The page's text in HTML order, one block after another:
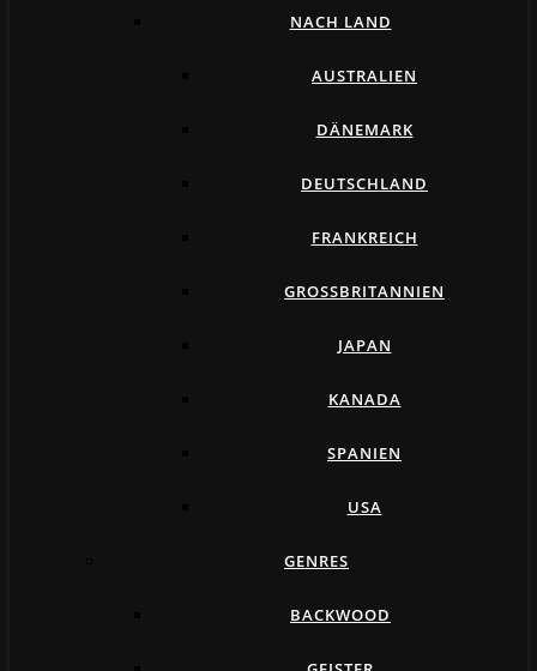
NACH LAND
AUSTRALIEN
DÄNEMARK
DEUTSCHLAND
FRANKREICH
GROSSBRITANNIEN
JAPAN
KANADA
SPANIEN
USA
GENRES
BACKWOOD